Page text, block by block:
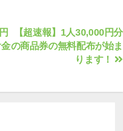
【超速報】1人30,000円分
の商品券の無料配布が始ま
ります！